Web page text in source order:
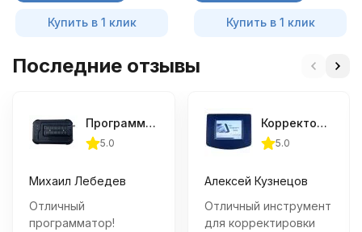
Купить в 1 клик Купить в 1 клик
Последние отзывы
Программатор XGecu T48 TL866-3G + 22 адаптера
5.0
Михаил Лебедев
Отличный
программатор!
Корректор одометров Digiprog 3 (Полный комплект)
5.0
Алексей Кузнецов
Отличный инструмент
для корректировки